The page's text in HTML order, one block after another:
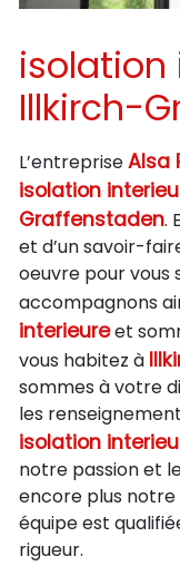
isolation
Illkirch-
L’entrepriseAlsa
isolation
Graffenstaden.
et d’un savoir-
oeuvre pour vous
accompagnons
interieureet
vous habitez à
sommes à votre
les
isolation
notre passion et
encore plus notre
équipe est
rigueur.